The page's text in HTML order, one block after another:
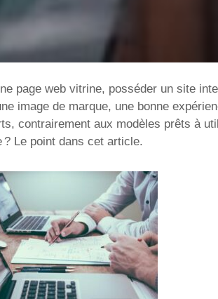
page web vitrine, posséder un site
image de marque, une bonne
contrairement aux modèles prêts à
? Le point dans cet article.